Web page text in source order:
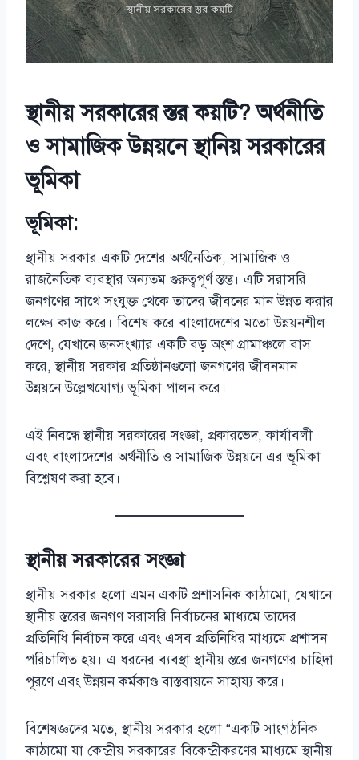
স্থানীয় সরকারের স্তর কয়টি? অর্থনীতি
ও সামাজিক উন্নয়নে স্থানিয় সরকারের
ভূমিকা
ভূমিকা:
স্থানীয় সরকার একটি দেশের অর্থনৈতিক, সামাজিক ও
রাজনৈতিক ব্যবস্থার অন্যতম গুরুত্বপূর্ণ স্তম্ভ। এটি সরাসরি
জনগণের সাথে সংযুক্ত থেকে তাদের জীবনের মান উন্নত করার
লক্ষ্যে কাজ করে। বিশেষ করে বাংলাদেশের মতো উন্নয়নশীল
দেশে, যেখানে জনসংখ্যার একটি বড় অংশ গ্রামাঞ্চলে বাস
করে, স্থানীয় সরকার প্রতিষ্ঠানগুলো জনগণের জীবনমান
উন্নয়নে উল্লেখযোগ্য ভূমিকা পালন করে।
এই নিবন্ধে স্থানীয় সরকারের সংজ্ঞা, প্রকারভেদ, কার্যাবলী
এবং বাংলাদেশের অর্থনীতি ও সামাজিক উন্নয়নে এর ভূমিকা
বিশ্লেষণ করা হবে।
স্থানীয় সরকারের সংজ্ঞা
স্থানীয় সরকার হলো এমন একটি প্রশাসনিক কাঠামো, যেখানে
স্থানীয় স্তরের জনগণ সরাসরি নির্বাচনের মাধ্যমে তাদের
প্রতিনিধি নির্বাচন করে এবং এসব প্রতিনিধির মাধ্যমে প্রশাসন
পরিচালিত হয়। এ ধরনের ব্যবস্থা স্থানীয় স্তরে জনগণের চাহিদা
পূরণে এবং উন্নয়ন কর্মকাণ্ড বাস্তবায়নে সাহায্য করে।
বিশেষজ্ঞদের মতে, স্থানীয় সরকার হলো “একটি সাংগঠনিক
কাঠামো যা কেন্দ্রীয় সরকারের বিকেন্দ্রীকরণের মাধ্যমে স্থানীয়